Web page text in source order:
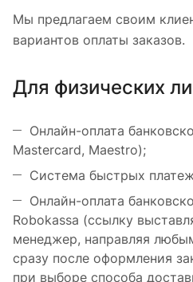
Мы предлагаем своим
вариантов оплаты заказов.
Для физических
Онлайн-оплата
Mastercard, Maestro);
Система быстрых
Онлайн-оплата
Robokassa (ссылку
менеджер, направляя
сразу после оформления
при выборе способа